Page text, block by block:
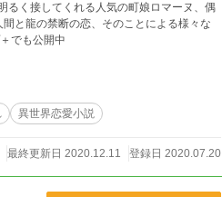
るく接してくれる人気の町娘ロマーヌ、偶
と龍の禁断の恋、そのことによる様々な
ベルアップ＋でも公開中
異世界恋愛小説
最終更新日 2020.12.11 登録日 2020.07.20